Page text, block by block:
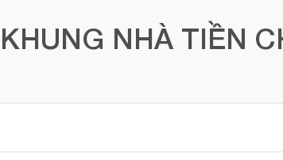
NHÀ TIỀN